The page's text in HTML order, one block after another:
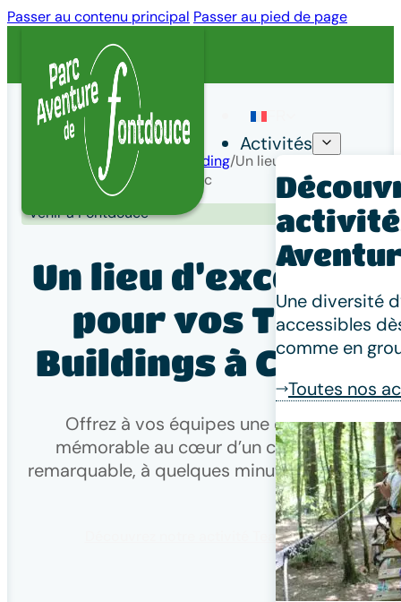
Passer au contenu principal Passer au pied de page
Activités
Une diversité
accessibles
comme en
Toutes nos
Groupes /Team Building/Un lieu d’exception pour
vos Team Buildings à Cognac
Venir à Fontdouce
Un lieu d’exception
pour vos Team
Buildings à Cognac
Offrez à vos équipes une expérience
mémorable au cœur d’un cadre naturel
remarquable, à quelques minutes de Cognac
Découvrez notre activité Team Building